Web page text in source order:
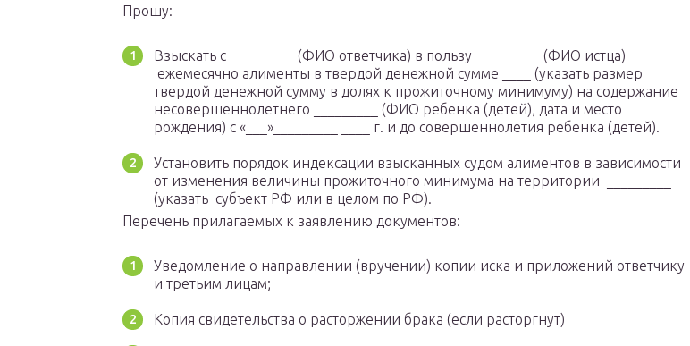
Прошу:
Взыскать с _________ (ФИО ответчика) в пользу _________ (ФИО истца)
ежемесячно алименты в твердой денежной сумме ____ (указать размер
твердой денежной сумму в долях к прожиточному минимуму) на содержание
несовершеннолетнего _________ (ФИО ребенка (детей), дата и место
рождения) с «___»_________ ____ г. и до совершеннолетия ребенка (детей).
Установить порядок индексации взысканных судом алиментов в зависимости
от изменения величины прожиточного минимума на территории _________
(указать субъект РФ или в целом по РФ).
Перечень прилагаемых к заявлению документов:
Уведомление о направлении (вручении) копии иска и приложений ответчику
и третьим лицам;
Копия свидетельства о расторжении брака (если расторгнут)